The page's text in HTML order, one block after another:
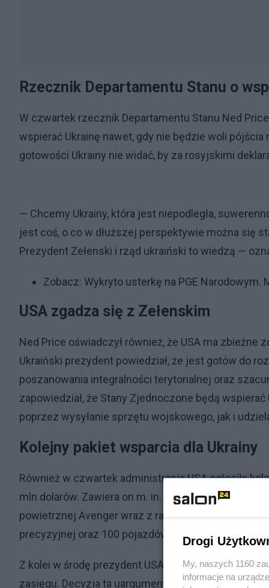
Rzecznik Departamentu Stanu o
W czwartek rzecznik Departamentu Stanu Ned
wspierać Ukrainę nawet, gdy nie będzie woli
gotowości Ukrainy nie widać, by za rosyjskimi
— Chcemy Ukrainy, która jest niepodległa,
jest coś, o co w dłuższej perspektywie można się
Prezydent Zełenski i rząd ukraiński to wiedzą —
Zobacz: Wykryto usterkę na PGE Narodowym.
USA zgadza się z Zełenskim
Ned Price oświadczył również, że USA ma
Ukraiński prezydent powiedział, że jest gotów do
poszanowania integralności terytorialnej oraz
zapowiedział, że Stany Zjednoczone będą
poprzez wysyłanie sprzętu wojskowego, jak i
Kolejny pakiet wsparcia dla Ukrainy
Również w czwartek administracja USA ogłosiła
mln dolarów. Zawiera on m. in. rakiety do
powietrznej Avenger wraz z rakietami Stinger, 21,5
precyzyjnej oraz 100 pojazdów Humvee.
Z kolei w środę prezydent USA Joe Biden
zasięgu. Decyzja ta uargumentowana została tym,
Drogi
My, naszych 1160
informacje na